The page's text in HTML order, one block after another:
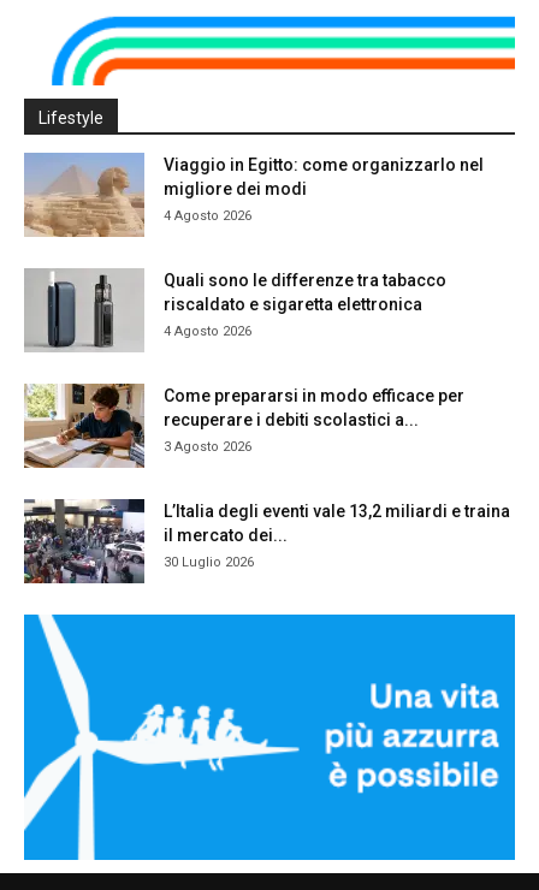
Lifestyle
Viaggio in Egitto: come organizzarlo nel
migliore dei modi
4 Agosto 2026
Quali sono le differenze tra tabacco
riscaldato e sigaretta elettronica
4 Agosto 2026
Come prepararsi in modo efficace per
recuperare i debiti scolastici a...
3 Agosto 2026
L’Italia degli eventi vale 13,2 miliardi e traina
il mercato dei...
30 Luglio 2026